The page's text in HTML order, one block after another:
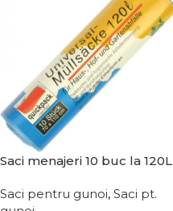
Saci menajeri 10 buc la 120L
Saci pentru gunoi, Saci pt.